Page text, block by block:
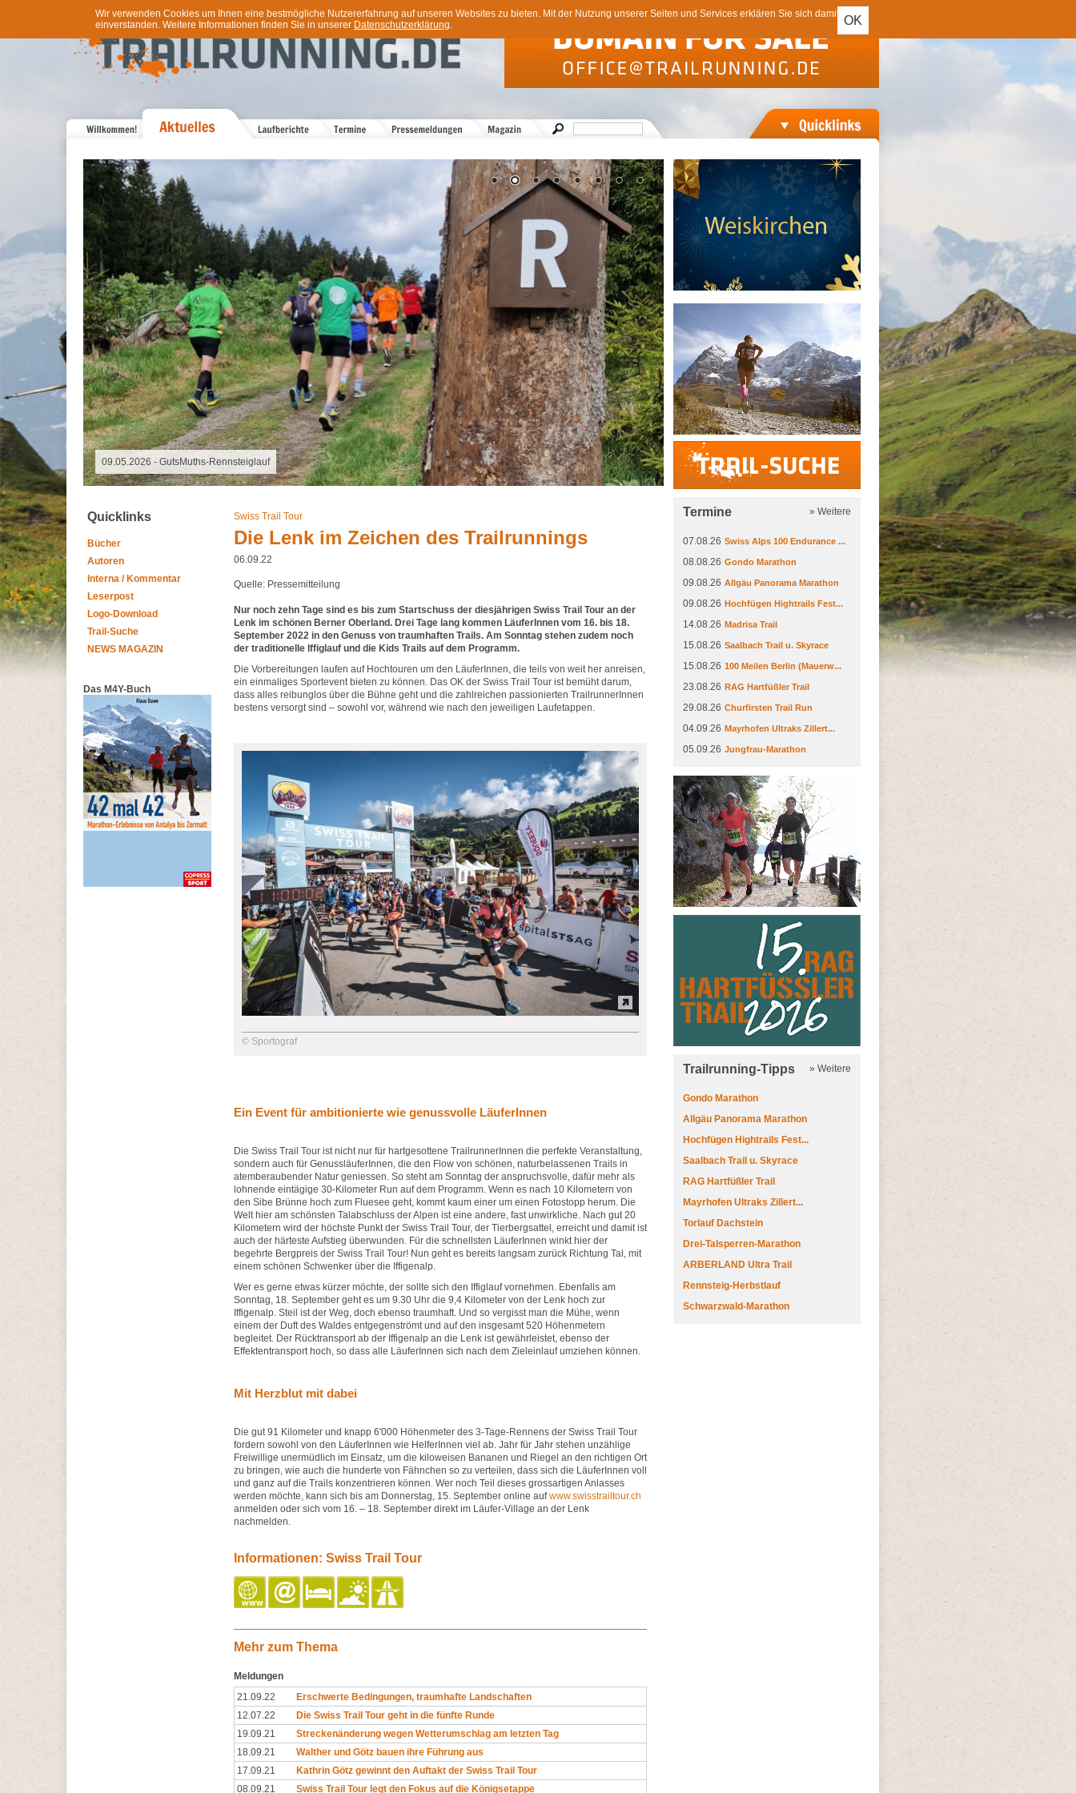
OK
Wir verwenden Cookies um Ihnen eine bestmögliche Nutzererfahrung auf unseren Websites zu bieten. Mit der Nutzung unserer Seiten und Services erklären Sie sich damit
einverstanden. Weitere Informationen finden Sie in unserer Datenschutzerklärung.
07.08.2026 - Special Event
Trail-Suche
Quicklinks
Bücher
Autoren
Interna / Kommentar
Leserpost
Logo-Download
Trail-Suche
NEWS MAGAZIN
Das M4Y-Buch
Swiss Trail Tour
Die Lenk im Zeichen des Trailrunnings
06.09.22
Quelle: Pressemitteilung
Nur noch zehn Tage sind es bis zum Startschuss der diesjährigen Swiss Trail Tour an der
Lenk im schönen Berner Oberland. Drei Tage lang kommen LäuferInnen vom 16. bis 18.
September 2022 in den Genuss von traumhaften Trails. Am Sonntag stehen zudem noch
der traditionelle Iffiglauf und die Kids Trails auf dem Programm.
Die Vorbereitungen laufen auf Hochtouren um den LäuferInnen, die teils von weit her anreisen,
ein einmaliges Sportevent bieten zu können. Das OK der Swiss Trail Tour ist bemüht darum,
dass alles reibunglos über die Bühne geht und die zahlreichen passionierten TrailrunnerInnen
bestens versorgt sind – sowohl vor, während wie nach den jeweiligen Laufetappen.
© Sportograf
Ein Event für ambitionierte wie genussvolle LäuferInnen
Die Swiss Trail Tour ist nicht nur für hartgesottene TrailrunnerInnen die perfekte Veranstaltung,
sondern auch für GenussläuferInnen, die den Flow von schönen, naturbelassenen Trails in
atemberaubender Natur geniessen. So steht am Sonntag der anspruchsvolle, dafür mehr als
lohnende eintägige 30-Kilometer Run auf dem Programm. Wenn es nach 10 Kilometern von
den Sibe Brünne hoch zum Fluesee geht, kommt kaum einer um einen Fotostopp herum. Die
Welt hier am schönsten Talabschluss der Alpen ist eine andere, fast unwirkliche. Nach gut 20
Kilometern wird der höchste Punkt der Swiss Trail Tour, der Tierbergsattel, erreicht und damit ist
auch der härteste Aufstieg überwunden. Für die schnellsten LäuferInnen winkt hier der
begehrte Bergpreis der Swiss Trail Tour! Nun geht es bereits langsam zurück Richtung Tal, mit
einem schönen Schwenker über die Iffigenalp.
Wer es gerne etwas kürzer möchte, der sollte sich den Iffiglauf vornehmen. Ebenfalls am
Sonntag, 18. September geht es um 9.30 Uhr die 9,4 Kilometer von der Lenk hoch zur
Iffigenalp. Steil ist der Weg, doch ebenso traumhaft. Und so vergisst man die Mühe, wenn
einem der Duft des Waldes entgegenströmt und auf den insgesamt 520 Höhenmetern
begleitet. Der Rücktransport ab der Iffigenalp an die Lenk ist gewährleistet, ebenso der
Effektentransport hoch, so dass alle LäuferInnen sich nach dem Zieleinlauf umziehen können.
Mit Herzblut mit dabei
Die gut 91 Kilometer und knapp 6'000 Höhenmeter des 3-Tage-Rennens der Swiss Trail Tour
fordern sowohl von den LäuferInnen wie HelferInnen viel ab. Jahr für Jahr stehen unzählige
Freiwillige unermüdlich im Einsatz, um die kiloweisen Bananen und Riegel an den richtigen Ort
zu bringen, wie auch die hunderte von Fähnchen so zu verteilen, dass sich die LäuferInnen voll
und ganz auf die Trails konzentrieren können. Wer noch Teil dieses grossartigen Anlasses
werden möchte, kann sich bis am Donnerstag, 15. September online aufwww.swisstrailtour.ch
anmelden oder sich vom 16. – 18. September direkt im Läufer-Village an der Lenk
nachmelden.
Informationen: Swiss Trail Tour
Mehr zum Thema
Meldungen
21.09.22
Erschwerte Bedingungen, traumhafte Landschaften
12.07.22
Die Swiss Trail Tour geht in die fünfte Runde
19.09.21
Streckenänderung wegen Wetterumschlag am letzten Tag
18.09.21
Walther und Götz bauen ihre Führung aus
17.09.21
Kathrin Götz gewinnt den Auftakt der Swiss Trail Tour
08.09.21
Swiss Trail Tour legt den Fokus auf die Königsetappe
Termine » Weitere
07.08.26 Swiss Alps 100 Endurance ...
08.08.26 Gondo Marathon
09.08.26 Allgäu Panorama Marathon
09.08.26 Hochfügen Hightrails Fest...
14.08.26 Madrisa Trail
15.08.26 Saalbach Trail u. Skyrace
15.08.26 100 Meilen Berlin (Mauerw...
23.08.26 RAG Hartfüßler Trail
29.08.26 Churfirsten Trail Run
04.09.26 Mayrhofen Ultraks Zillert...
05.09.26 Jungfrau-Marathon
Trailrunning-Tipps » Weitere
Gondo Marathon
Allgäu Panorama Marathon
Hochfügen Hightrails Fest...
Saalbach Trail u. Skyrace
RAG Hartfüßler Trail
Mayrhofen Ultraks Zillert...
Torlauf Dachstein
Drei-Talsperren-Marathon
ARBERLAND Ultra Trail
Rennsteig-Herbstlauf
Schwarzwald-Marathon